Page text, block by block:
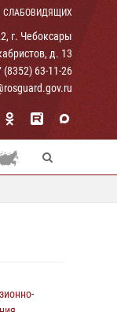
СЛАБОВИДЯЩИХ
г. Чебоксары
д. 13
(8352) 63-11-26